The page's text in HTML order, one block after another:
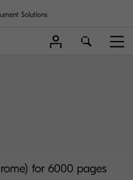
Solutions
for 6000 pages